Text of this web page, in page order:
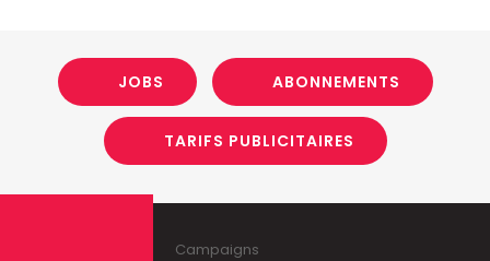
JOBS ABONNEMENTS
TARIFS PUBLICITAIRES
Campaigns